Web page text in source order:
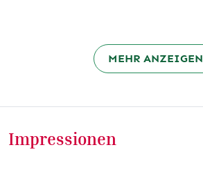
MEHR ANZEIGEN
Impressionen